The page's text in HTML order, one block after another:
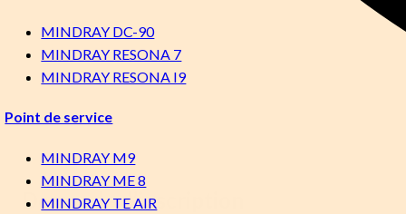
MINDRAY DC-90
MINDRAY RESONA 7
MINDRAY RESONA I9
Point de service
MINDRAY M9
MINDRAY ME 8
MINDRAY TE AIR
Demande d’inscription